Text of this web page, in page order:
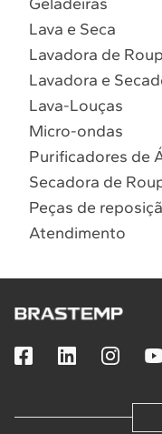
Lava e Seca
Lavadora de
Lavadora e
Lava-Louças
Micro-ondas
Purificadores de
Secadora de
Peças de
Atendimento